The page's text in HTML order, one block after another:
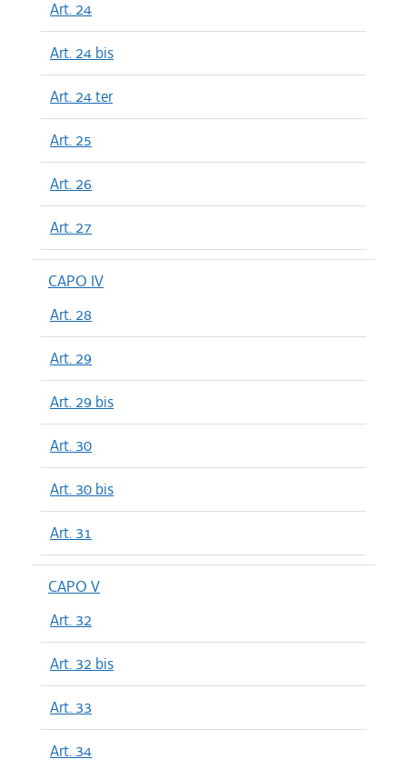
Art. 24
Art. 24 bis
Art. 24 ter
Art. 25
Art. 26
Art. 27
CAPO IV
Art. 28
Art. 29
Art. 29 bis
Art. 30
Art. 30 bis
Art. 31
CAPO V
Art. 32
Art. 32 bis
Art. 33
Art. 34